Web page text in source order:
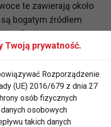
te zawierają około
bogatym źródłem
żeby się nawodnić
Twoją prywatność.
Rozporządzenie
(UE) 2016/679 z dnia 27
osób fizycznych
osobowych
takich danych